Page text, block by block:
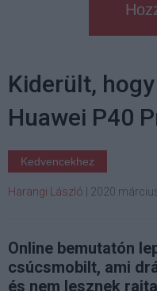
Kiderült,
Huawei P40
Kedvencekhez
Harangi László 2020
Online bemutatón
csúcsmobilt, ami
és nem lesznek